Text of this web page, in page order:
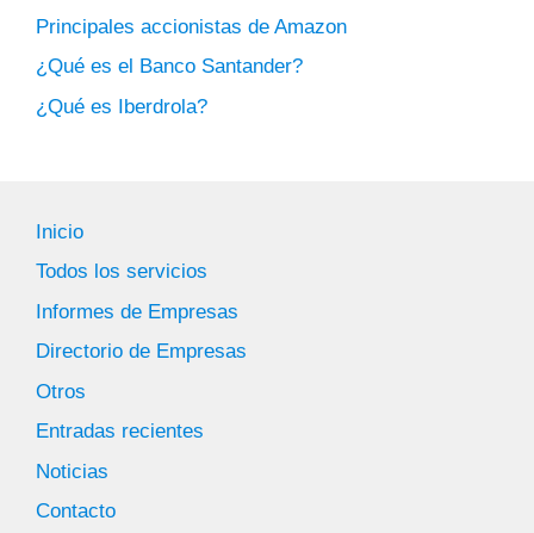
Principales accionistas de Amazon
¿Qué es el Banco Santander?
¿Qué es Iberdrola?
Inicio
Todos los servicios
Informes de Empresas
Directorio de Empresas
Otros
Entradas recientes
Noticias
Contacto